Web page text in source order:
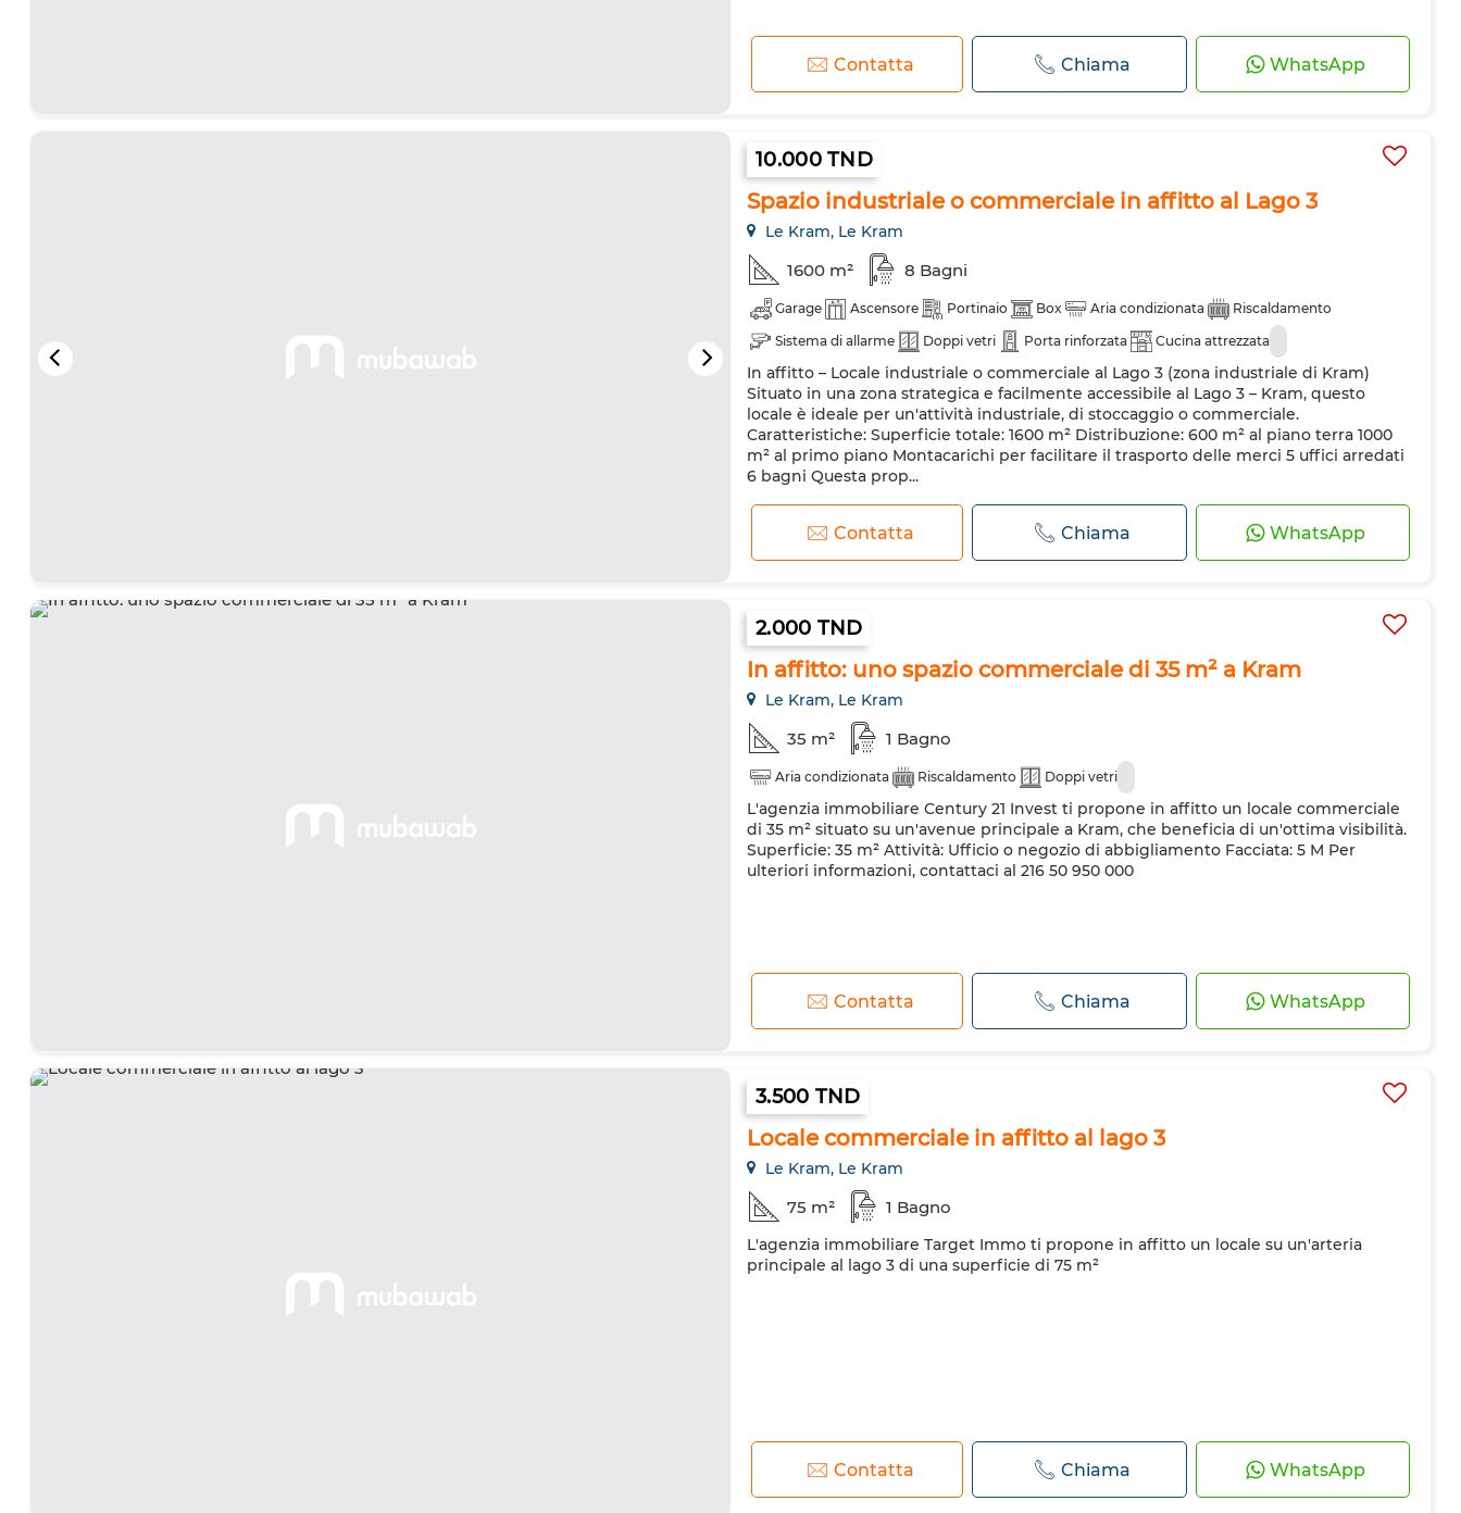
Contatta Chiama WhatsApp
10.000 TND
Spazio industriale o commerciale in affitto al Lago 3
Le Kram, Le Kram
1600 m² 8 Bagni
Garage Ascensore Portinaio Box Aria condizionata
Riscaldamento
Sistema di allarme
Doppi vetri Porta rinforzata Cucina attrezzata
In affitto – Locale industriale o commerciale al Lago 3 (zona industriale di Kram)
Situato in una zona strategica e facilmente accessibile al Lago 3 – Kram, questo
locale è ideale per un'attività industriale, di stoccaggio o commerciale.
Caratteristiche: Superficie totale: 1600 m² Distribuzione: 600 m² al piano terra 1000
m² al primo piano Montacarichi per facilitare il trasporto delle merci 5 uffici arredati
6 bagni Questa prop...
Contatta Chiama WhatsApp
2.000 TND
In affitto: uno spazio commerciale di 35 m² a Kram
Le Kram, Le Kram
35 m² 1 Bagno
Aria condizionata Riscaldamento Doppi vetri
L'agenzia immobiliare Century 21 Invest ti propone in affitto un locale commerciale
di 35 m² situato su un'avenue principale a Kram, che beneficia di un'ottima visibilità.
Superficie: 35 m² Attività: Ufficio o negozio di abbigliamento Facciata: 5 M Per
ulteriori informazioni, contattaci al 216 50 950 000
Contatta Chiama WhatsApp
3.500 TND
Locale commerciale in affitto al lago 3
Le Kram, Le Kram
75 m² 1 Bagno
L'agenzia immobiliare Target Immo ti propone in affitto un locale su un'arteria
principale al lago 3 di una superficie di 75 m²
Contatta Chiama WhatsApp